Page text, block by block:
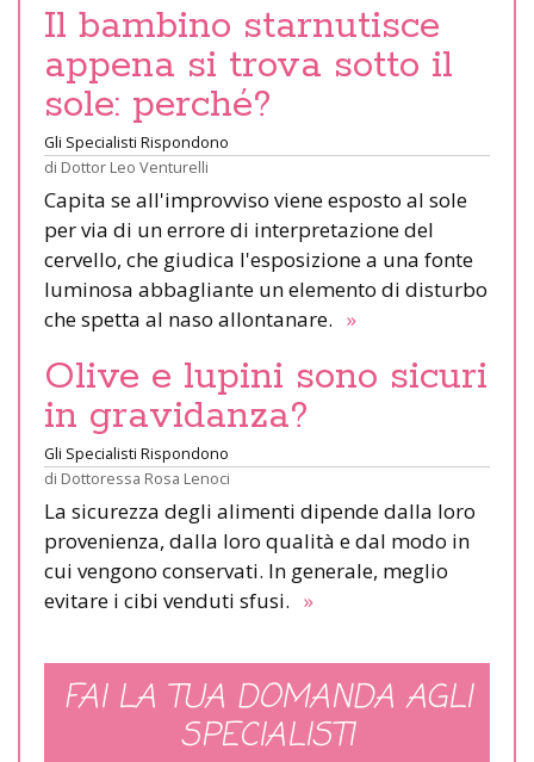
Il bambino starnutisce
appena si trova sotto il
sole: perché?
Gli Specialisti Rispondono
di Dottor Leo Venturelli
Capita se all'improvviso viene esposto al sole
per via di un errore di interpretazione del
cervello, che giudica l'esposizione a una fonte
luminosa abbagliante un elemento di disturbo
che spetta al naso allontanare. »
Olive e lupini sono sicuri
in gravidanza?
Gli Specialisti Rispondono
di Dottoressa Rosa Lenoci
La sicurezza degli alimenti dipende dalla loro
provenienza, dalla loro qualità e dal modo in
cui vengono conservati. In generale, meglio
evitare i cibi venduti sfusi. »
FAI LA TUA DOMANDA AGLI
SPECIALISTI